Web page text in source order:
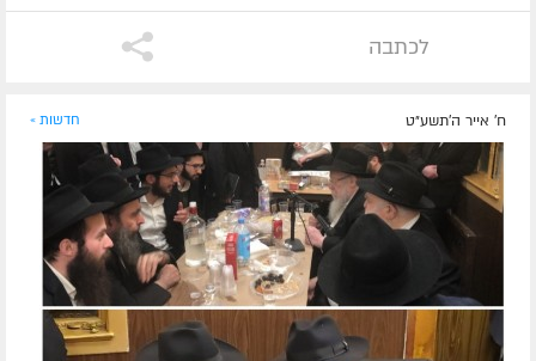
לכתבה
ח' אייר ה׳תשע״ט חדשות »